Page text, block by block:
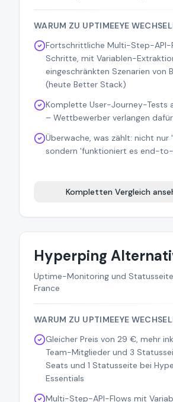
WARUM ZU UPTIMEEYE
Fortschrittliche Multi-Step-API-
Schritte, mit Variablen-
eingeschränkten Szenarien von
(heute Better Stack)
Komplette User-Journey-Tests
– Wettbewerber verlangen
Überwache, was zählt: nicht nur
sondern 'funktioniert es end-
Kompletten Vergleich
Hyperping
Uptime-Monitoring und
France
WARUM ZU UPTIMEEYE
Gleicher Preis von 29 €, mehr
Team-Mitglieder und 3
Seats und 1 Statusseite bei
Essentials
Multi-Step-API-Flows mit